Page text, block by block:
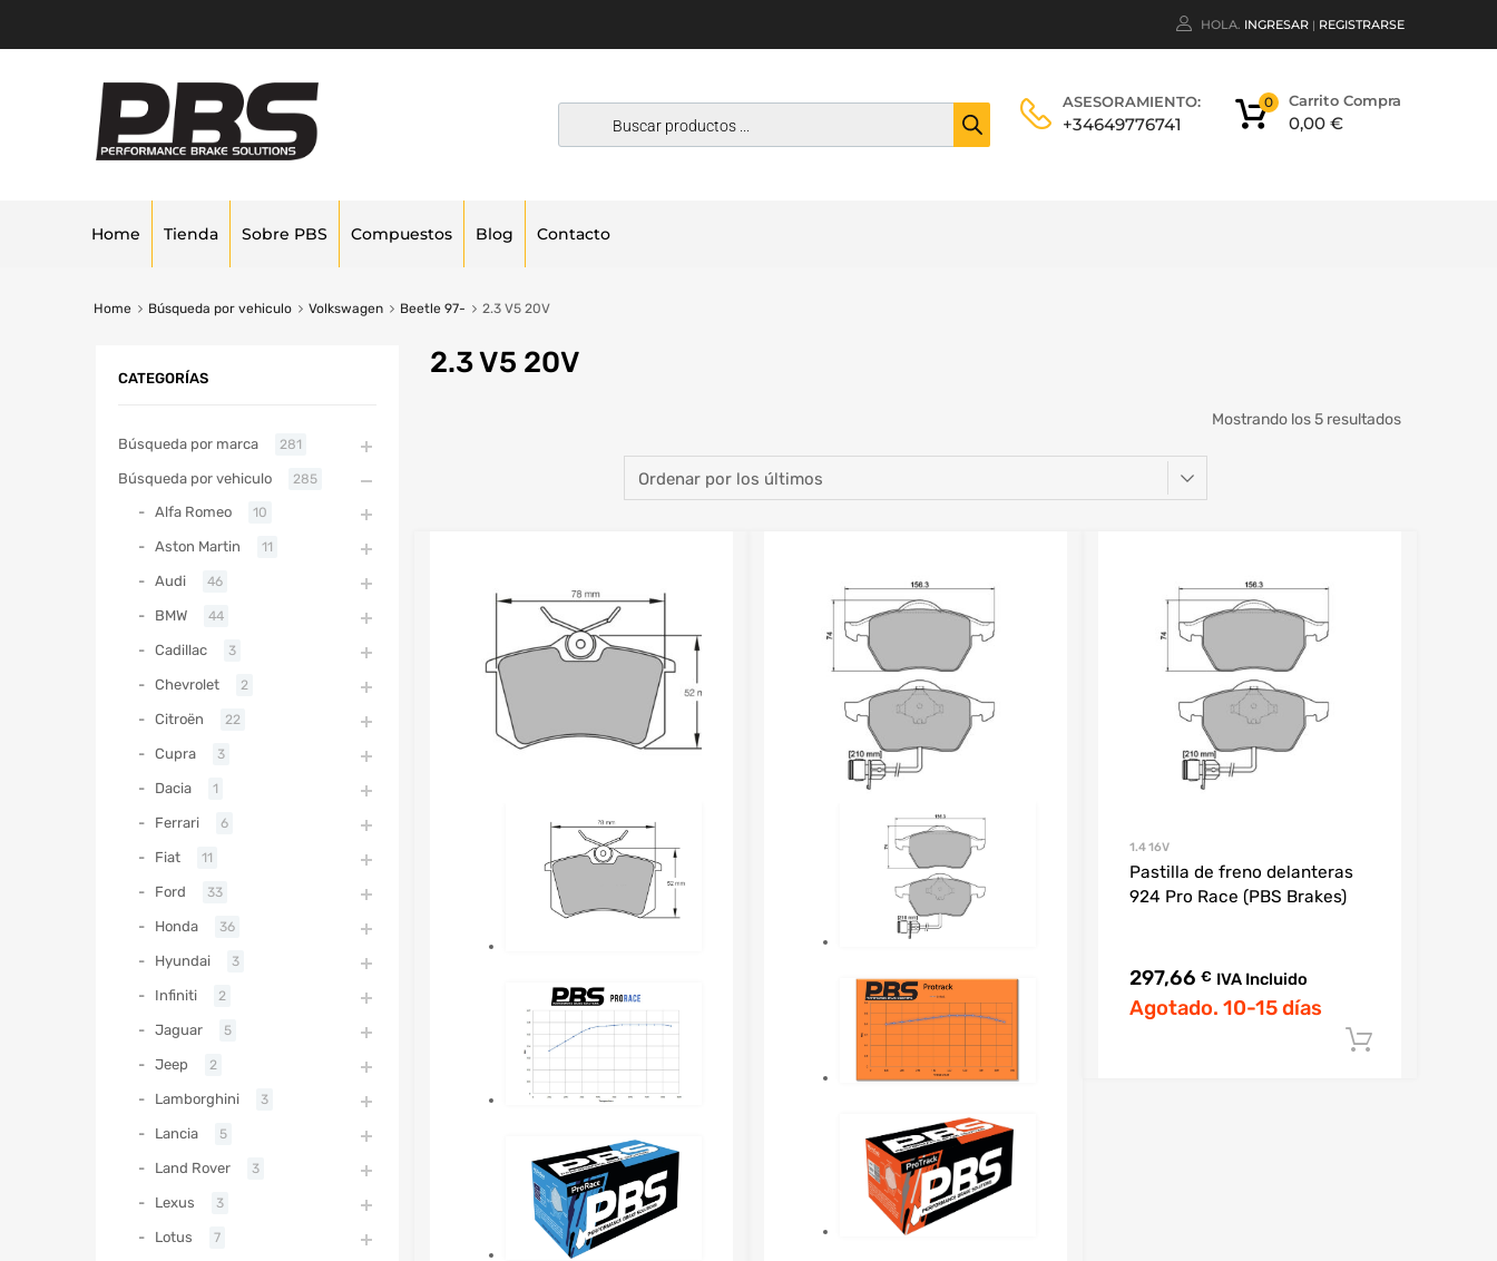
HOLA. INGRESAR | REGISTRARSE
ASESORAMIENTO:
+34649776741
Carrito Compra
0,00 €
0
Home Tienda Sobre PBS Compuestos Blog Contacto
Home Búsqueda por vehiculo Volkswagen Beetle 97- 2.3 V5 20V
2.3 V5 20V
Mostrando los 5 resultados
1.4 16V
Pastilla de freno delanteras
924 Pro Race (PBS Brakes)
297,66 € IVA Incluido
Agotado. 10-15 días
CATEGORÍAS
Búsqueda por marca 281
Búsqueda por vehiculo 285
Alfa Romeo 10
Aston Martin 11
Audi 46
BMW 44
Cadillac 3
Chevrolet 2
Citroën 22
Cupra 3
Dacia 1
Ferrari 6
Fiat 11
Ford 33
Honda 36
Hyundai 3
Infiniti 2
Jaguar 5
Jeep 2
Lamborghini 3
Lancia 5
Land Rover 3
Lexus 3
Lotus 7